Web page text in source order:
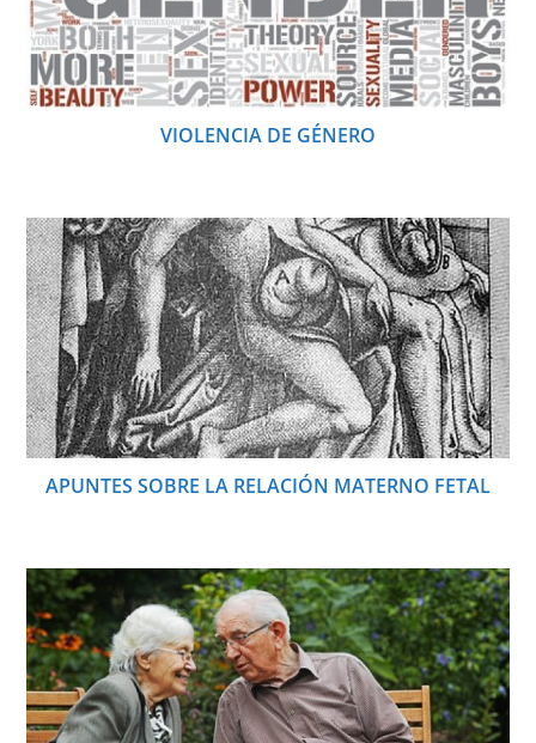
VIOLENCIA DE GÉNERO
APUNTES SOBRE LA RELACIÓN MATERNO FETAL